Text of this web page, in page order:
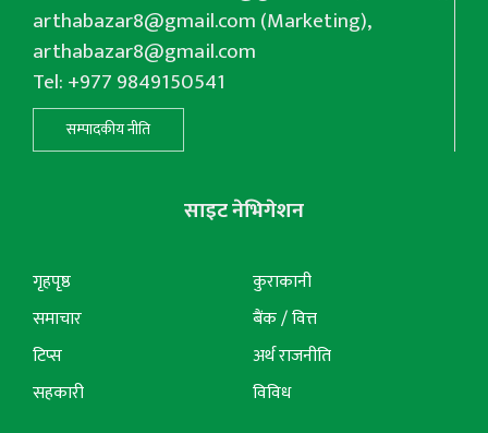
arthabazar8@gmail.com(Marketing),
arthabazar8@gmail.com
Tel: +977 9849150541
सम्पादकीय नीति
साइट नेभिगेशन
गृहपृष्ठ
समाचार
टिप्स
सहकारी
कुराकानी
बैंक / वित्त
अर्थ राजनीति
विविध